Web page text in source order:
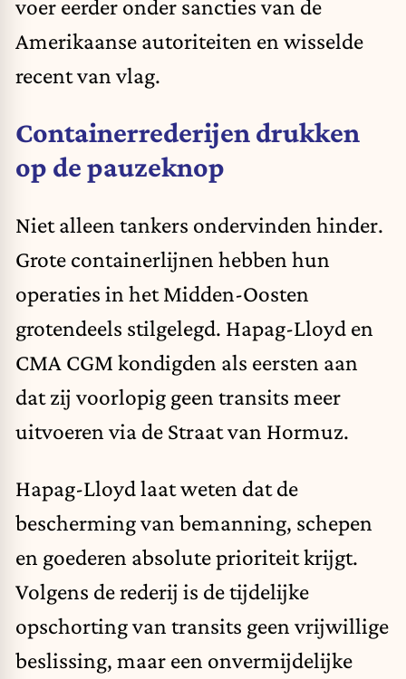
voer eerder onder sancties van de
Amerikaanse autoriteiten en wisselde
recent van vlag.
Containerrederijen drukken
op de pauzeknop
Niet alleen tankers ondervinden hinder.
Grote containerlijnen hebben hun
operaties in het Midden-Oosten
grotendeels stilgelegd. Hapag-Lloyd en
CMA CGM kondigden als eersten aan
dat zij voorlopig geen transits meer
uitvoeren via de Straat van Hormuz.
Hapag-Lloyd laat weten dat de
bescherming van bemanning, schepen
en goederen absolute prioriteit krijgt.
Volgens de rederij is de tijdelijke
opschorting van transits geen vrijwillige
beslissing, maar een onvermijdelijke